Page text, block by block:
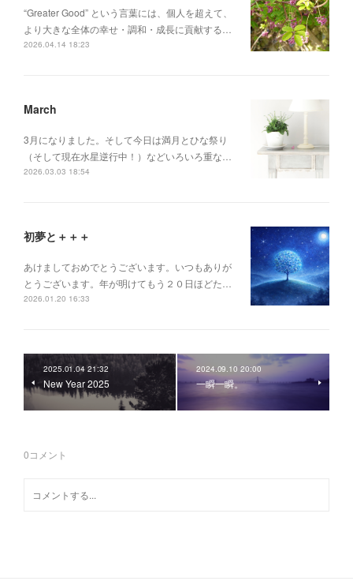
“Greater Good” という言葉には、個人を超えて、
より大きな全体の幸せ・調和・成長に貢献する…
2026.04.14 18:23
March
3月になりました。そして今日は満月とひな祭り
（そして現在水星逆行中！）などいろいろ重な…
2026.03.03 18:54
初夢と＋＋＋
あけましておめでとうございます。いつもありが
とうございます。年が明けてもう２０日ほどた…
2026.01.20 16:33
2025.01.04 21:32
New Year 2025
2024.09.10 20:00
一瞬一瞬。
0コメント